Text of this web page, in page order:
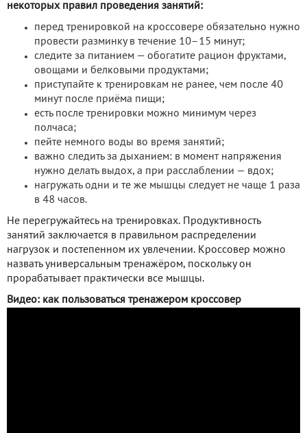
некоторых правил проведения занятий:
перед тренировкой на кроссовере обязательно нужно
провести разминку в течение 10–15 минут;
следите за питанием — обогатите рацион фруктами,
овощами и белковыми продуктами;
приступайте к тренировкам не ранее, чем после 40
минут после приёма пищи;
есть после тренировки можно минимум через
полчаса;
пейте немного воды во время занятий;
важно следить за дыханием: в момент напряжения
нужно делать выдох, а при расслаблении — вдох;
нагружать одни и те же мышцы следует не чаще 1 раза
в 48 часов.
Не перегружайтесь на тренировках. Продуктивность
занятий заключается в правильном распределении
нагрузок и постепенном их увлечении. Кроссовер можно
назвать универсальным тренажёром, поскольку он
прорабатывает практически все мышцы.
Видео: как пользоваться тренажером кроссовер